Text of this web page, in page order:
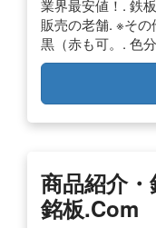
業界最安値！. 鉄
販売の老舗. ※そ
黒（赤も可。. 色
商品紹介
銘板.com